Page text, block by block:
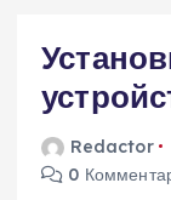
Redactor
0